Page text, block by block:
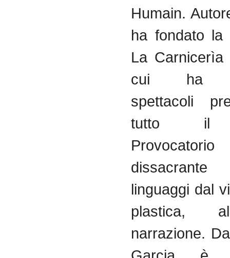
Humain.
ha fondato
La Carnicerìa
cui
spettacoli
tutto
il
Provocatorio
dissacrante
linguaggi dal
plastica,
narrazione.